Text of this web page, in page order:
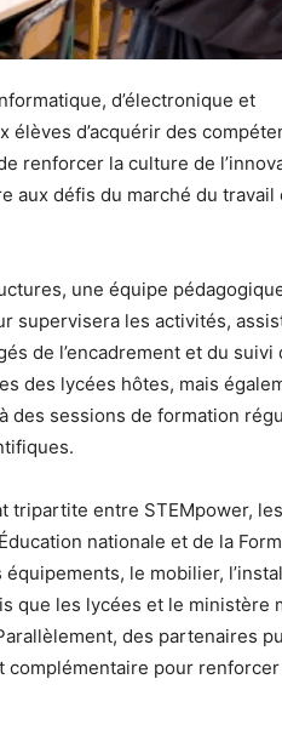
d’électronique et
élèves d’acquérir des
renforcer la culture de
aux défis du marché du travail
une équipe
supervisera les activités,
de l’encadrement et du suivi
des lycées hôtes, mais
sessions de formation
tripartite entre STEMpower, les
nationale et de la
le mobilier,
que les lycées et le ministère
des partenaires
complémentaire pour